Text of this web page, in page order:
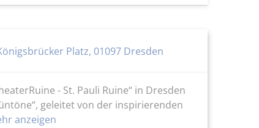
Platz, 01097 Dresden
- St. Pauli Ruine“ in Dresden
geleitet von der inspirierenden
anzeigen